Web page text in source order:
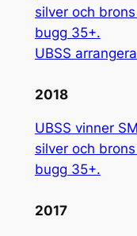
silver och
bugg 35+.
UBSS
2018
UBSS vinner
silver och
bugg 35+.
2017